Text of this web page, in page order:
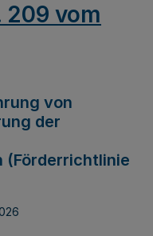
209 vom
von
der
(Förderrichtlinie